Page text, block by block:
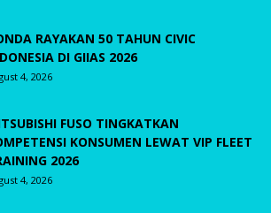
RAYAKAN 50 TAHUN CIVIC
DI GIIAS 2026
4, 2026
FUSO TINGKATKAN
KONSUMEN LEWAT VIP FLEET
2026
4, 2026